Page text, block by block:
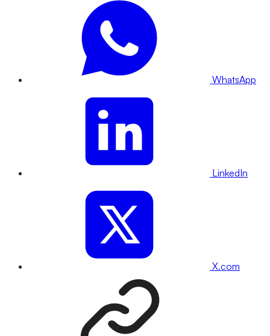
WhatsApp
LinkedIn
X.com